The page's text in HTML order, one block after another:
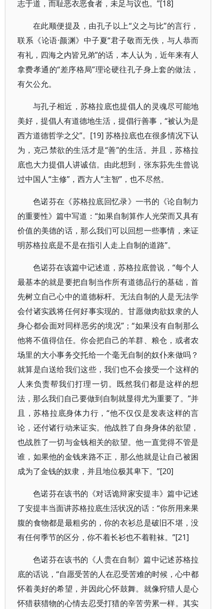
志于道，而耻恶衣恶食者，未足与议也。”[18]
在此顺便提及，由孔子以上“义之与比”的言行，
联系《论语·颜渊》中子夏“君子敬而无佚，与人恭而
有礼，四海之内皆兄弟”的话，本人认为，近年来有人
拿费孝通的“差序格局”理论硬往孔子身上套的做法，
有欠公允。
与孔子相近，苏格拉底也提倡人的灵魂尽可能地
美好，提倡人有道德地生活，提倡行善事，“被认为是
西方道德哲学之父”。[19] 苏格拉底也在很多情况下认
为，克己禁欲的生活才是“善”的生活。并且，苏格拉
底也大力提倡人讲诚信。由此想到，张东荪先生曾说
过中国人“主修”，西方人“主智”，也不尽然。
色诺芬在《苏格拉底回忆录》一书的《论自制力
的重要性》篇中写道：“如果自制算作人光荣而又具有
价值的美德的话，那么我们可以回想一些事情，来证
明苏格拉底是不是在指引人走上自制的道路”。
色诺芬在该篇中记述道，苏格拉底曾说，“每个人
最基本的就是要把自制当作所有道德品行的基础，首
先树立自己心中的道德标杆。无法自制的人是无法学
会付诸实践将任何好事实现的。甘愿做肉欲奴隶的人
身心都会面对同样恶劣的境况”；“如果没有自制那么
他将不值得信任。你会把自己的羊群、粮仓，或者农
场里的大小事务交托给一个毫无自制的奴仆来做吗？
就算是白送给我们这些，我们也不会接受一个这样的
人来负责帮我们打理一切。既然我们都是这样的想
法，那么我们自己要做到自制就显得尤为重要了。”并
且，苏格拉底身体力行，“他不仅仅是发表这样的言
论，还付诸行动来证实。他战胜了自身身体的欲望，
也战胜了一切与金钱相关的欲望。他一直觉得不管是
谁，如果他的金钱来路不正，那么他就是让自己被困
成为了金钱的奴隶，并且地位极其卑下。”[20]
色诺芬在该书的《对话诡辩家安提丰》篇中记述
了安提丰当面讲苏格拉底生活状况的话：“你所用来果
腹的食物都是最粗劣的，你的衣衫总是破旧不堪，没
有任何季节的区分，你不着长衫也不着鞋袜。”[21]
色诺芬在该书的《人贵在自制》篇中记述苏格拉
底的话说，“自愿受苦的人在忍受苦难的时候，心中都
怀着美好的希望，并因此心怀鼓舞。就像狩猎人是心
怀猎获猎物的心情去忍受打猎的辛苦劳累一样。其实